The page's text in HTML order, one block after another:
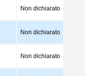
Non dichiarato
Non dichiarato
Non dichiarato